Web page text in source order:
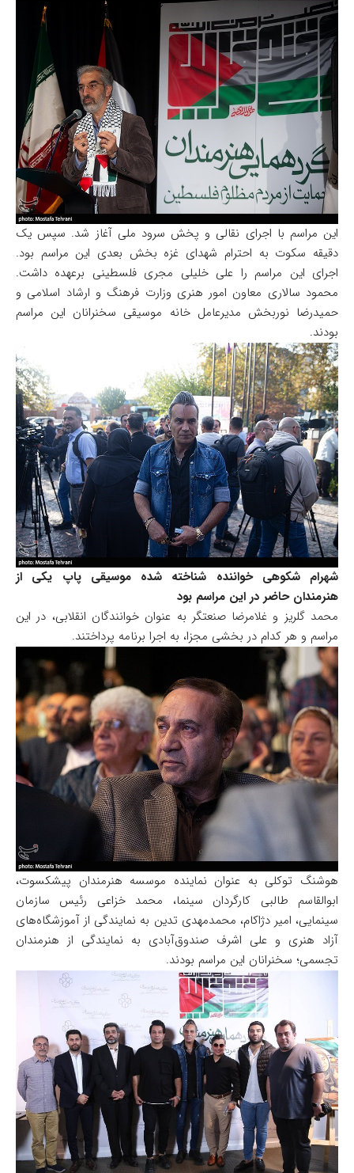
این مراسم با اجرای نقالی و پخش سرود ملی آغاز شد. سپس یک
دقیقه سکوت به احترام شهدای غزه بخش بعدی این مراسم بود.
اجرای این مراسم را علی خلیلی مجری فلسطینی برعهده داشت.
محمود سالاری معاون امور هنری وزارت فرهنگ و ارشاد اسلامی و
حمیدرضا نوربخش مدیرعامل خانه موسیقی سخنرانان این مراسم
بودند.
شهرام شکوهی خواننده شناخته شده موسیقی پاپ یکی از
هنرمندان حاضر در این مراسم بود
محمد گلریز و غلامرضا صنعتگر به عنوان خوانندگان انقلابی،‌ در این
مراسم و هر کدام در بخشی مجزا،‌ به اجرا برنامه پرداختند.
هوشنگ توکلی به عنوان نماینده موسسه هنرمندان پیشکسوت،
ابوالقاسم طالبی کارگردان سینما، محمد خزاعی رئیس سازمان
سینمایی، امیر دژاکام، محمدمهدی تدین به نمایندگی از آموزشگاه‌های
آزاد هنری و علی اشرف صندوق‌آبادی به نمایندگی از هنرمندان
تجسمی؛ سخنرانان این مراسم بودند.